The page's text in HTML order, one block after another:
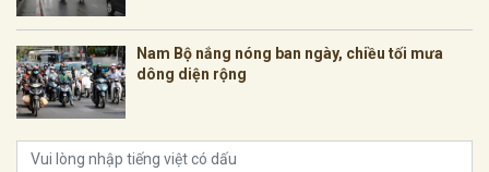
Nam Bộ nắng nóng ban ngày, chiều tối mưa
dông diện rộng